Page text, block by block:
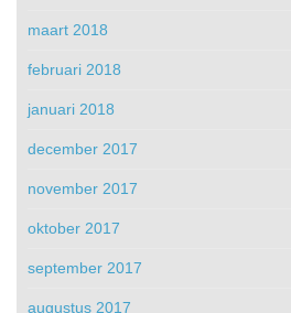
maart 2018
februari 2018
januari 2018
december 2017
november 2017
oktober 2017
september 2017
augustus 2017